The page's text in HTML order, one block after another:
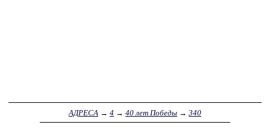
АДРЕСА → 4 → 40 лет Победы → 340